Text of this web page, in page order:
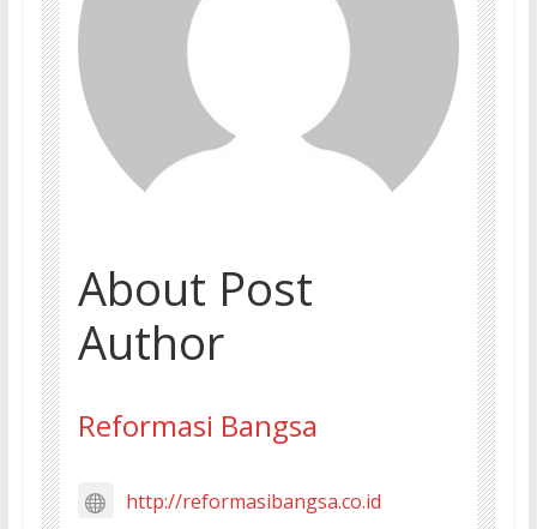
About Post
Author
Reformasi Bangsa
http://reformasibangsa.co.id